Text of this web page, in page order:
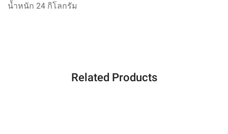
น้ำหนัก 24 กิโลกรัม
Related Products